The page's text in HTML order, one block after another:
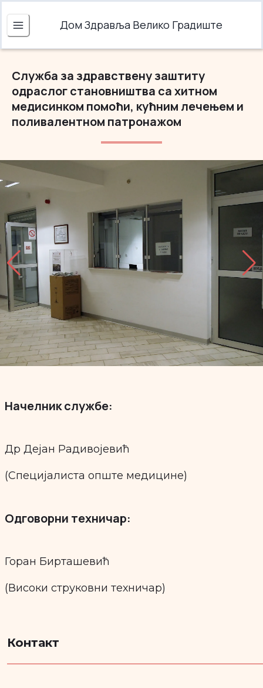
Дом Здравља Велико Градиште
Служба за здравствену заштиту
одраслог становништва са хитном
медисинком помоћи, кућним лечењем и
поливалентном патронажом
Начелник службе:
Др Дејан Радивојевић
(Специјалиста опште медицине)
Одговорни техничар:
Горан Бирташевић
(Високи струковни техничар)
Контакт